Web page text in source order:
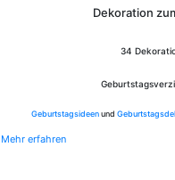
Dekoration
34
Geburtstagsideenund
Mehr erfahren